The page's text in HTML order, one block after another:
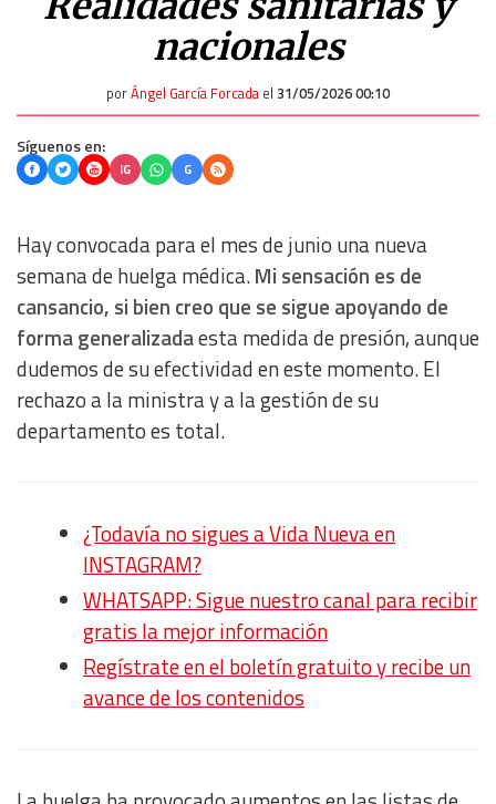
nacionales
porÁngel García Forcada el 31/05/2026 00:10
Síguenos en:
IG G
Hay convocada para el mes de junio una nueva
semana de huelga médica.Mi sensación es de
cansancio, si bien creo que se sigue apoyando de
forma generalizadaesta medida de presión, aunque
dudemos de su efectividad en este momento. El
rechazo a la ministra y a la gestión de su
departamento es total.
¿Todavía no sigues a Vida Nueva en
INSTAGRAM?
WHATSAPP: Sigue nuestro canal para recibir
gratis la mejor información
Regístrate en el boletín gratuito y recibe un
avance de los contenidos